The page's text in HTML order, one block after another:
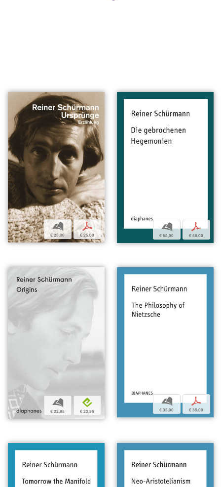
b
€ 25,00
p
€ 25,00
b
€ 68,00
p
€ 68,00
b
€ 22,95
e
€ 22,95
b
€ 35,00
p
€ 35,00